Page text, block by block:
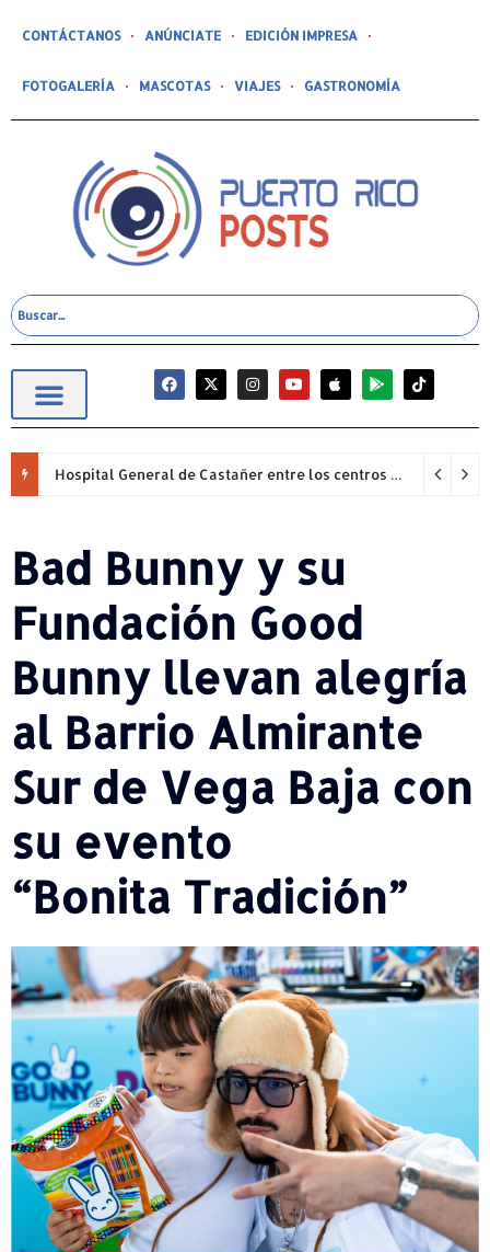
CONTÁCTANOS ANÚNCIATE EDICIÓN IMPRESA
FOTOGALERÍA MASCOTAS VIAJES GASTRONOMÍA
Hospital General de Castañer entre los centros de salud comunitarios con mejor desempeño clínico de Estados Unidos
Bad Bunny y su
Fundación Good
Bunny llevan alegría
al Barrio Almirante
Sur de Vega Baja con
su evento
“Bonita Tradición”